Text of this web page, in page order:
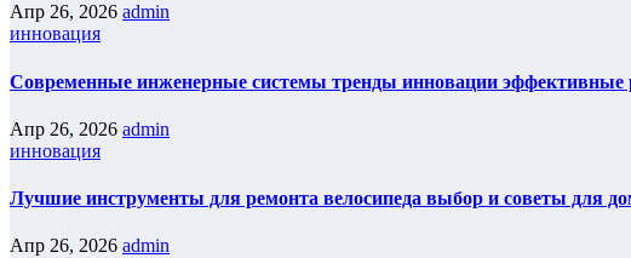
Апр 26, 2026 admin
инновация
Современные инженерные системы тренды инновации эффективные
Апр 26, 2026 admin
инновация
Лучшие инструменты для ремонта велосипеда выбор и советы для
Апр 26, 2026 admin